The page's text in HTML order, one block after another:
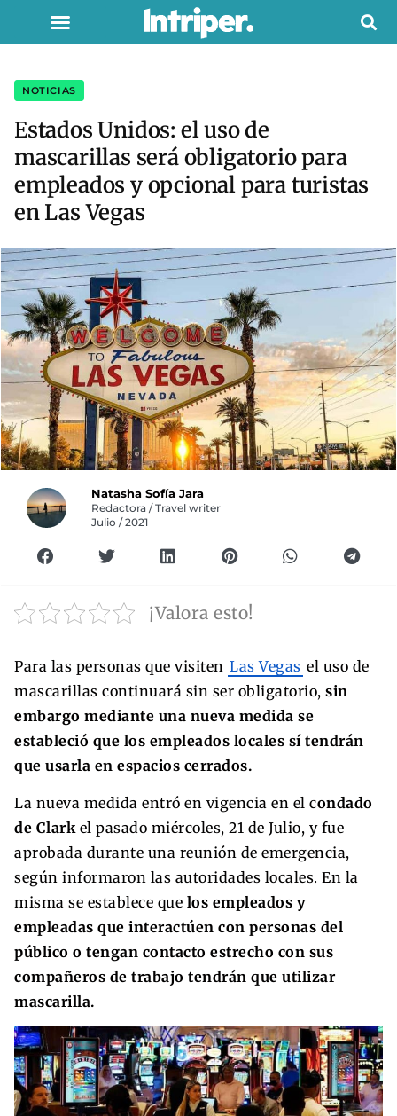
NOTICIAS
Estados Unidos: el uso de
mascarillas será obligatorio para
empleados y opcional para turistas
en Las Vegas
Natasha Sofía Jara
Redactora / Travel writer
Julio / 2021
¡Valora esto!
Para las personas que visiten Las Vegas el uso de
mascarillas continuará sin ser obligatorio, sin
embargo mediante una nueva medida se
estableció que los empleados locales sí tendrán
que usarla en espacios cerrados.
La nueva medida entró en vigencia en el condado
de Clark el pasado miércoles, 21 de Julio, y fue
aprobada durante una reunión de emergencia,
según informaron las autoridades locales. En la
misma se establece que los empleados y
empleadas que interactúen con personas del
público o tengan contacto estrecho con sus
compañeros de trabajo tendrán que utilizar
mascarilla.